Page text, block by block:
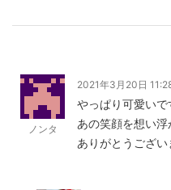
ノンタ
2021年3月20日
やっぱり可愛いで
あの笑顔を想い浮
ありがとうござい